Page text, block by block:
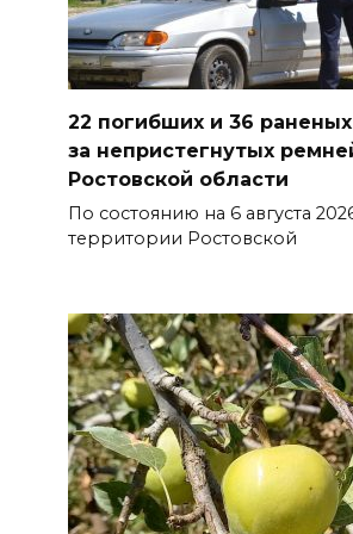
В Железнодорожном
Ростова-на-Дону на
капремонта сетей
07 августа 2026 20:32
Полиция ищет
07 августа 2026 20:12
Госавтоинспекция по
Ростовской области
водителей быть
из-за ухудшения
22 погибших и 36
за непристегнутых
Ростовской области
По состоянию на 6 августа
территории Ростовской